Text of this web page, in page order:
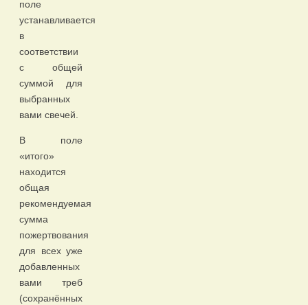
поле
устанавливается
в
соответствии
с общей
суммой для
выбранных
вами свечей.
В поле
«итого»
находится
общая
рекомендуемая
сумма
пожертвования
для всех уже
добавленных
вами треб
(сохранённых